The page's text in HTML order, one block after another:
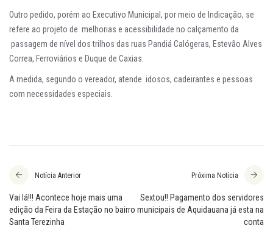
Outro pedido, porém ao Executivo Municipal, por meio de Indicação, se
refere ao projeto de melhorias e acessibilidade no calçamento da
passagem de nível dos trilhos das ruas Pandiá Calógeras, Estevão Alves
Correa, Ferroviários e Duque de Caxias.
A medida, segundo o vereador, atende idosos, cadeirantes e pessoas
com necessidades especiais.
Notícia Anterior
Vai lá!!! Acontece hoje mais uma
edição da Feira da Estação no bairro
Santa Terezinha
Próxima Notícia
Sextou!! Pagamento dos servidores
municipais de Aquidauana já esta na
conta